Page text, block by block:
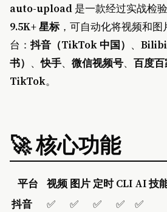
auto-upload 是一款经过实战检
9.5K+ 星标，可自动化将视频和
台： 抖音（TikTok 中国） 、
书） 、快手、 微信视频号、 百度
TikTok。
🚀 核心功能
平台 视频 图片 定时 CLI AI 技
抖音
✅ ✅ ✅ ✅
✅